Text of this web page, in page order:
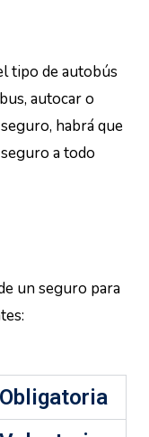
tipo de autobús
autocar o
habrá que
a todo
un seguro para